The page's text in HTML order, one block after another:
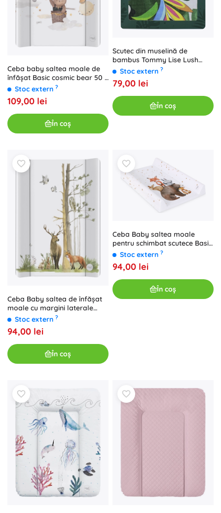
Ceba baby saltea moale de
înfășat Basic cosmic bear 50 ×
70 cm
Stoc extern ?
109,00 lei
În coș
Scutec din muselină de
bambus Tommy Lise Lush
Garden 120 × 120 cm
Stoc extern ?
79,00 lei
În coș
Ceba Baby saltea de înfășat
moale cu margini laterale
Basic Woodland 50 × 70 cm
Stoc extern ?
94,00 lei
În coș
Ceba Baby saltea moale
pentru schimbat scutece Basic
Forest Friends 50 × 70 cm
Stoc extern ?
94,00 lei
În coș